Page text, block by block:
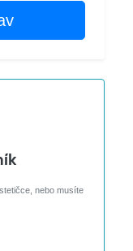
nebo musíte